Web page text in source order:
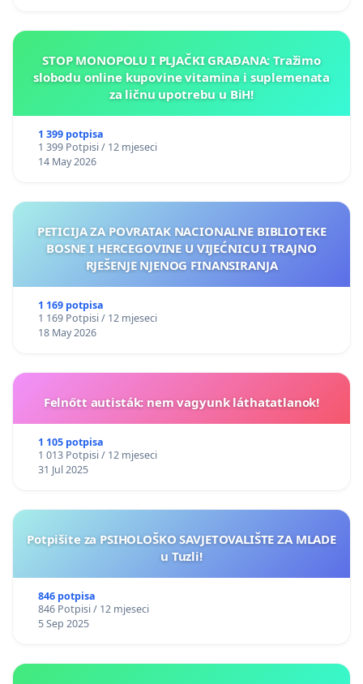
STOP MONOPOLU I PLJAČKI GRAĐANA: Tražimo
slobodu online kupovine vitamina i suplemenata
za ličnu upotrebu u BiH!
1 399 potpisa
1 399 Potpisi / 12 mjeseci
14 May 2026
PETICIJA ZA POVRATAK NACIONALNE BIBLIOTEKE
BOSNE I HERCEGOVINE U VIJEĆNICU I TRAJNO
RJEŠENJE NJENOG FINANSIRANJA
1 169 potpisa
1 169 Potpisi / 12 mjeseci
18 May 2026
Felnőtt autisták: nem vagyunk láthatatlanok!
1 105 potpisa
1 013 Potpisi / 12 mjeseci
31 Jul 2025
Potpišite za PSIHOLOŠKO SAVJETOVALIŠTE ZA MLADE
u Tuzli!
846 potpisa
846 Potpisi / 12 mjeseci
5 Sep 2025